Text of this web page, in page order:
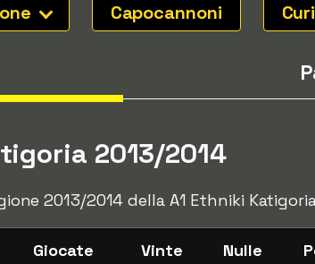
Capocannoni
2013/2014
2013/2014 della A1 Ethniki
Giocate Vinte Nulle